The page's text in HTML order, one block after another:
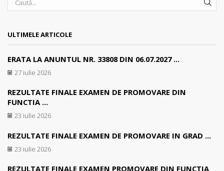
ULTIMELE ARTICOLE
ERATA LA ANUNTUL NR. 33808 DIN 06.07.2027 ...
27 iulie 2026
REZULTATE FINALE EXAMEN DE PROMOVARE DIN
FUNCTIA ...
23 iulie 2026
REZULTATE FINALE EXAMEN DE PROMOVARE IN GRAD ...
23 iulie 2026
REZULTATE FINALE EXAMEN PROMOVARE DIN FUNCTIA